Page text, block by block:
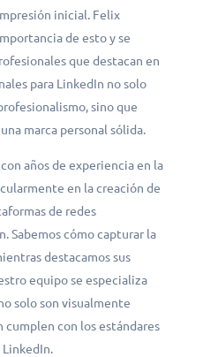
inicial. Felix
de esto y se
que destacan en
para LinkedIn no solo
sino que
marca personal sólida.
años de experiencia en la
en la creación de
de redes
Sabemos cómo capturar la
destacamos sus
equipo se especializa
solo son visualmente
con los estándares